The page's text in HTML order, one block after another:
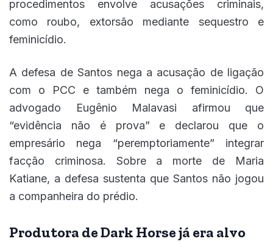
procedimentos envolve acusações criminais,
como roubo, extorsão mediante sequestro e
feminicídio.
A defesa de Santos nega a acusação de ligação
com o PCC e também nega o feminicídio. O
advogado Eugênio Malavasi afirmou que
“evidência não é prova” e declarou que o
empresário nega “peremptoriamente” integrar
facção criminosa. Sobre a morte de Maria
Katiane, a defesa sustenta que Santos não jogou
a companheira do prédio.
Produtora de Dark Horse já era alvo